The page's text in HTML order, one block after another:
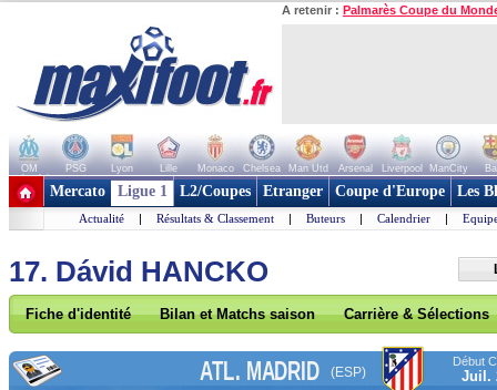
A retenir : Palmarès Coupe du
OM PSG Lyon Lille Monaco Chelsea Man Utd Arsenal Liverpool ManCity
+ de clubs
Mercato Ligue 1 L2/Coupes Etranger Coupe d'Europe Les
Actualité | Résultats & Classement | Buteurs | Calendrier |
17. Dávid HANCKO
Fiche d'identité Bilan et Matchs saison Carrière & Sélections
ATL. MADRID (ESP)
Début
Juil.